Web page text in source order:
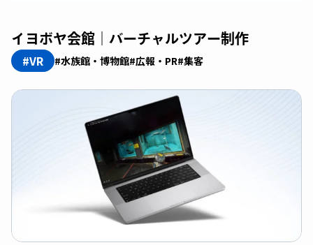
イヨボヤ会館｜バーチャルツアー制作
#VR #水族館・博物館#広報・PR#集客